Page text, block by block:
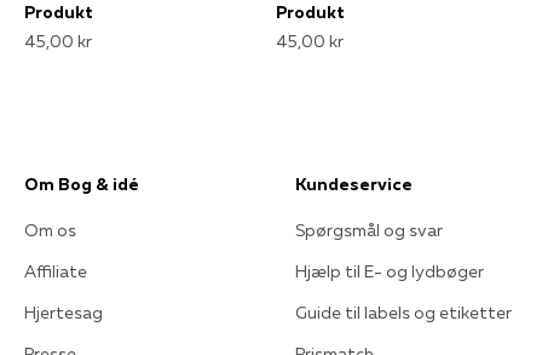
Produkt
45,00 kr
Produkt
45,00 kr
Om Bog & idé
Om os
Affiliate
Hjertesag
Kundeservice
Spørgsmål og svar
Hjælp til E- og lydbøger
Guide til labels og etiketter